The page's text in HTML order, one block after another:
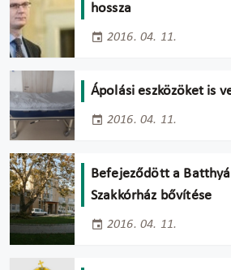
hossza
2016. 04. 11.
Ápolási eszközöket is
2016. 04. 11.
Befejeződött a
Szakkórház bővítése
2016. 04. 11.